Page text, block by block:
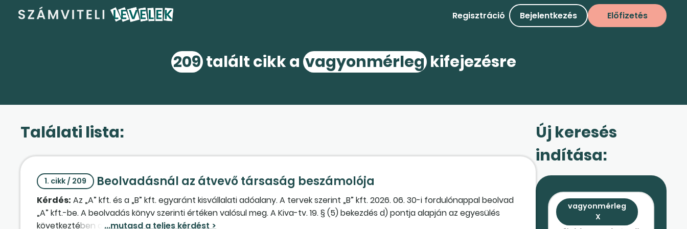
Regisztráció Bejelentkezés Előfizetés
209talált cikk a vagyonmérlegkifejezésre
Találati lista:
1. cikk / 209 Beolvadásnál az átvevő társaság beszámolója
Kérdés: Az „A” kft. és a „B” kft. egyaránt kisvállalati adóalany. A tervek szerint „B” kft. 2026. 06. 30-i fordulónappal beolvad
„A” kft.-be. A beolvadás könyv szerinti értéken valósul meg. A Kiva-tv. 19. § (5) bekezdés d) pontja alapján az egyesülés
következtében az adóalanyiság megszűnik, ugyanakkor a Kiva-tv. 19. § (8a) bekezdése szerint az egyesüléssel érintett
Új keresés
indítása:
vagyonmérleg
X